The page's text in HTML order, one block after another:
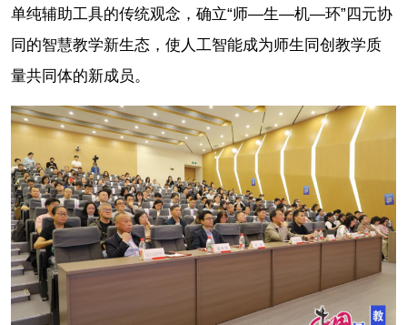
单纯辅助工具的传统观念，确立“师—生—机—环”四元协
同的智慧教学新生态，使人工智能成为师生同创教学质
量共同体的新成员。